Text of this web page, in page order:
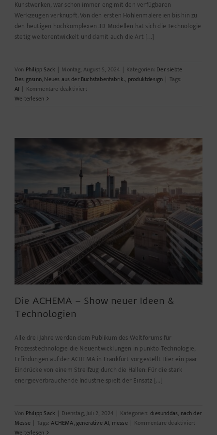
Kunstwerken, war schon immer eng mit den verfügbaren
Werkzeugen verknüpft. Von den ersten Höhlenmalereien bis hin zu
den heutigen hochkomplexen 3D-Modellen hat sich die Technologie
stetig weiterentwickelt und damit auch die Art [...]
Von Philipp Sack | Montag, August 5, 2024 | Kategorien: Der siebte
Designsinn, Neues aus der Buchstabenfabrik., produktdesign | Tags:
AI | Kommentare deaktiviertfür
Designs:
Wie
Technologie
Zeichenbrett
neu
erfindet
Weiterlesen
Die ACHEMA – Show neuer Ideen &
Technologien
Alle drei Jahre werden dem Publikum des Weltforums für
Prozesstechnologie die Neuentwicklungen in punkto Technologie,
Erfindungen auf der ACHEMA in Frankfurt vorgestellt Hier ein paar
Eindrücke von einem Streifzug durch die Hallen: Für die stark
energieverbrauchende Industrie spielt der Einsatz [...]
Von Philipp Sack | Dienstag, Juli 2, 2024 | Kategorien:diesunddas, nach der
Messe | Tags:ACHEMA, generative AI, messe | Kommentare deaktiviertfür
Weiterlesen